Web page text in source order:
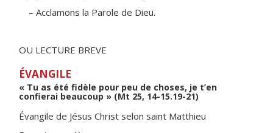
– Acclamons la Parole de Dieu.
OU LECTURE BREVE
ÉVANGILE
« Tu as été fidèle pour peu de choses, je t’en
confierai beaucoup » (Mt 25, 14-15.19-21)
Évangile de Jésus Christ selon saint Matthieu